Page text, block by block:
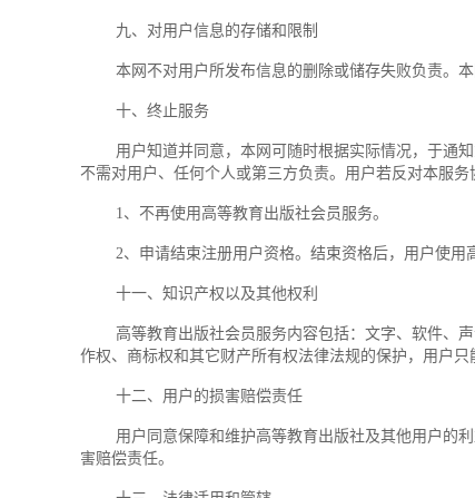
九、对用户信息的存储和限制
本网不对用户所发布信息的删除或储存失败负责。本
十、终止服务
用户知道并同意，本网可随时根据实际情况，于通知
不需对用户、任何个人或第三方负责。用户若反对本服
1、不再使用高等教育出版社会员服务。
2、申请结束注册用户资格。结束资格后，用户使用高
十一、知识产权以及其他权利
高等教育出版社会员服务内容包括：文字、软件、声
作权、商标权和其它财产所有权法律法规的保护，用户
十二、用户的损害赔偿责任
用户同意保障和维护高等教育出版社及其他用户的利
害赔偿责任。